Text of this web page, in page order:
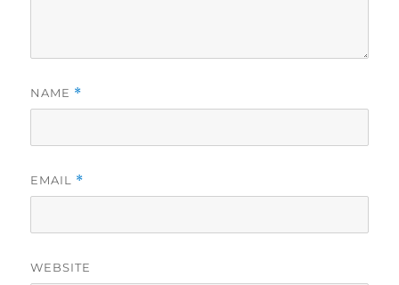
NAME *
EMAIL *
WEBSITE